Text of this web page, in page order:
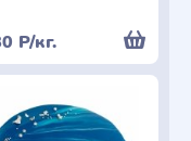
Р/кг.